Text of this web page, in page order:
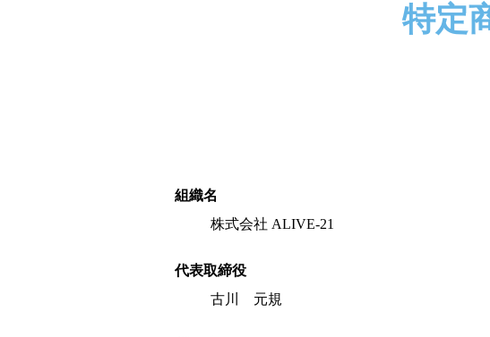
特定
組織名
株式会社 ALIVE-21
代表取締役
古川 元規